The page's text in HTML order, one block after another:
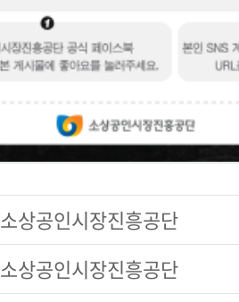
소상공인시장진흥공단
소상공인시장진흥공단